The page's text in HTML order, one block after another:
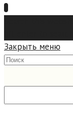
Закрыть меню